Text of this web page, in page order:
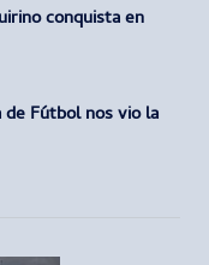
conquista en
de Fútbol nos vio la